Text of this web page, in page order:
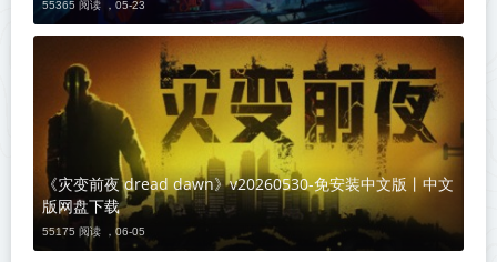
55365 阅读 ， 05-23
《灾变前夜 dread dawn》v20260530-免安装中文版丨中文
版网盘下载
55175 阅读 ， 06-05